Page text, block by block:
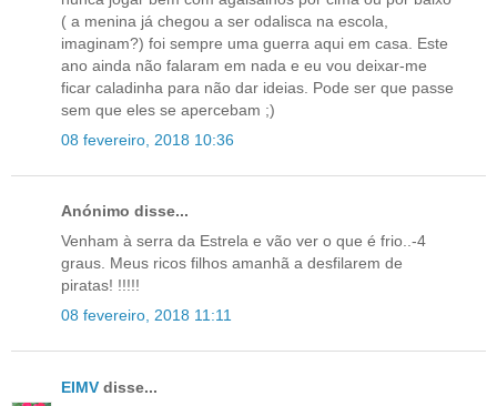
( a menina já chegou a ser odalisca na escola,
imaginam?) foi sempre uma guerra aqui em casa. Este
ano ainda não falaram em nada e eu vou deixar-me
ficar caladinha para não dar ideias. Pode ser que passe
sem que eles se apercebam ;)
08 fevereiro, 2018 10:36
Anónimo disse...
Venham à serra da Estrela e vão ver o que é frio..-4
graus. Meus ricos filhos amanhã a desfilarem de
piratas! !!!!!
08 fevereiro, 2018 11:11
EIMV disse...